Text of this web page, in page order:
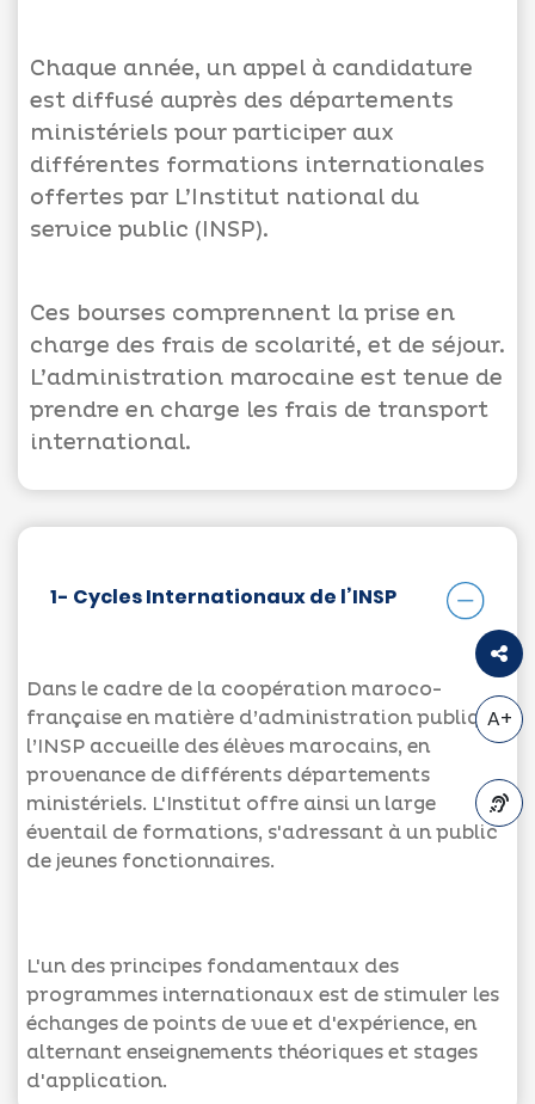
Appels
d'offres
Suggestions
nous
Chaque année, un appel à candidature
est diffusé auprès des départements
ministériels pour participer aux
différentes formations internationales
offertes par L’Institut national du
service public (INSP).
Ces bourses comprennent la prise en
charge des frais de scolarité, et de séjour.
L’administration marocaine est tenue de
prendre en charge les frais de transport
international.
1- Cycles Internationaux de l’INSP
Dans le cadre de la coopération maroco-
française en matière d’administration publique,
l’INSP accueille des élèves marocains, en
provenance de différents départements
ministériels. L'Institut offre ainsi un large
éventail de formations, s'adressant à un public
de jeunes fonctionnaires.
L'un des principes fondamentaux des
programmes internationaux est de stimuler les
échanges de points de vue et d'expérience, en
alternant enseignements théoriques et stages
d'application.
A+